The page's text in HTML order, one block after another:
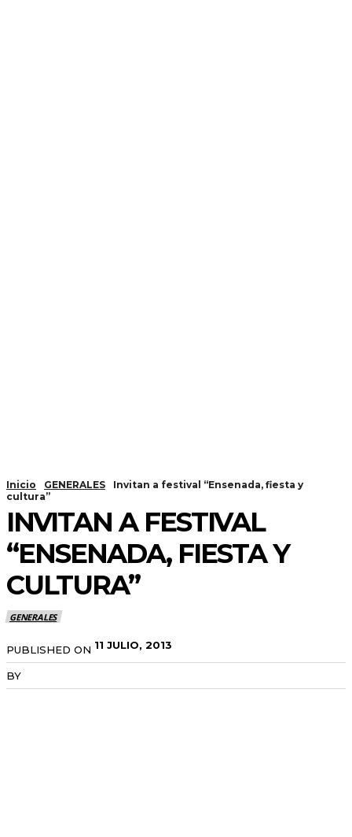
Inicio GENERALES
Invitan a festival “Ensenada, fiesta y
cultura”
INVITAN A FESTIVAL
“ENSENADA, FIESTA Y
CULTURA”
GENERALES
PUBLISHED ON 11 JULIO, 2013
BY